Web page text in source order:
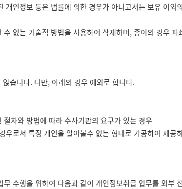
개인정보 등은 법률에 의한 경우가 아니고서는 보유 이외
없는 기술적 방법을 사용하여 삭제하며, 종이의 경우 파
습니다. 다만, 아래의 경우 예외로 합니다.
차와 방법에 따라 수사기관의 요구가 있는 경우
로서 특정 개인을 알아볼수 없는 형태로 가공하여 제공
수행을 위하여 다음과 같이 개인정보취급 업무를 외부